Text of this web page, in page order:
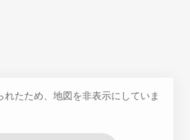
たため、地図を非表示にしていま